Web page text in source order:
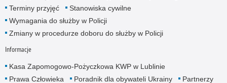
Terminy przyjęć
Stanowiska cywilne
Wymagania do służby w Policji
Zmiany w procedurze doboru do służby w Policji
Informacje
Kasa Zapomogowo-Pożyczkowa KWP w Lublinie
Prawa Człowieka
Poradnik dla obywateli Ukrainy
Partnerzy